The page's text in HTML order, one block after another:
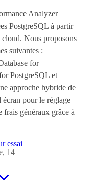
Analyzer
PostgreSQL à partir
Nous proposons
suivantes :
for
PostgreSQL et
approche hybride de
écran pour le réglage
frais généraux grâce à
essai
14